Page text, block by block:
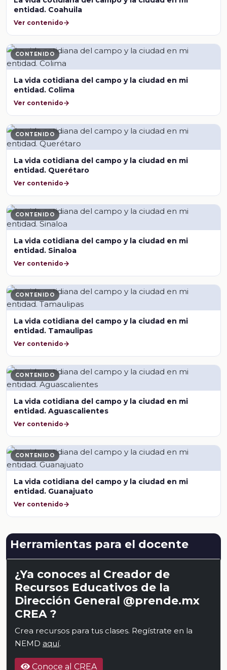
entidad. Coahuila
Ver contenido
CONTENIDO
La vida cotidiana del campo y la ciudad en mi
entidad. Colima
Ver contenido
CONTENIDO
La vida cotidiana del campo y la ciudad en mi
entidad. Querétaro
Ver contenido
CONTENIDO
La vida cotidiana del campo y la ciudad en mi
entidad. Sinaloa
Ver contenido
CONTENIDO
La vida cotidiana del campo y la ciudad en mi
entidad. Tamaulipas
Ver contenido
CONTENIDO
La vida cotidiana del campo y la ciudad en mi
entidad. Aguascalientes
Ver contenido
CONTENIDO
La vida cotidiana del campo y la ciudad en mi
entidad. Guanajuato
Ver contenido
Herramientas para el docente
¿Ya conoces al Creador de
Recursos Educativos de la
Dirección General @prende.mx
CREA ?
Crea recursos para tus clases. Regístrate en la
NEMD aquí.
Conoce al CREA